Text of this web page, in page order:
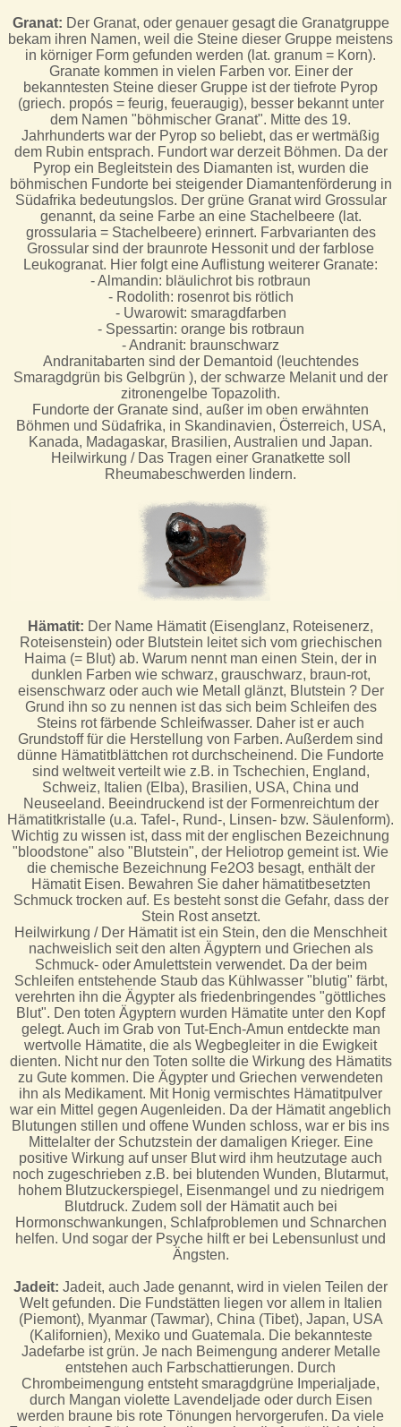
Granat: Der Granat, oder genauer gesagt die Granatgruppe
bekam ihren Namen, weil die Steine dieser Gruppe meistens
in körniger Form gefunden werden (lat. granum = Korn).
Granate kommen in vielen Farben vor. Einer der
bekanntesten Steine dieser Gruppe ist der tiefrote Pyrop
(griech. propós = feurig, feueraugig), besser bekannt unter
dem Namen "böhmischer Granat". Mitte des 19.
Jahrhunderts war der Pyrop so beliebt, das er wertmäßig
dem Rubin entsprach. Fundort war derzeit Böhmen. Da der
Pyrop ein Begleitstein des Diamanten ist, wurden die
böhmischen Fundorte bei steigender Diamantenförderung in
Südafrika bedeutungslos. Der grüne Granat wird Grossular
genannt, da seine Farbe an eine Stachelbeere (lat.
grossularia = Stachelbeere) erinnert. Farbvarianten des
Grossular sind der braunrote Hessonit und der farblose
Leukogranat. Hier folgt eine Auflistung weiterer Granate:
- Almandin: bläulichrot bis rotbraun
- Rodolith: rosenrot bis rötlich
- Uwarowit: smaragdfarben
- Spessartin: orange bis rotbraun
- Andranit: braunschwarz
Andranitabarten sind der Demantoid (leuchtendes
Smaragdgrün bis Gelbgrün ), der schwarze Melanit und der
zitronengelbe Topazolith.
Fundorte der Granate sind, außer im oben erwähnten
Böhmen und Südafrika, in Skandinavien, Österreich, USA,
Kanada, Madagaskar, Brasilien, Australien und Japan.
Heilwirkung / Das Tragen einer Granatkette soll
Rheumabeschwerden lindern.
Hämatit: Der Name Hämatit (Eisenglanz, Roteisenerz,
Roteisenstein) oder Blutstein leitet sich vom griechischen
Haima (= Blut) ab. Warum nennt man einen Stein, der in
dunklen Farben wie schwarz, grauschwarz, braun-rot,
eisenschwarz oder auch wie Metall glänzt, Blutstein ? Der
Grund ihn so zu nennen ist das sich beim Schleifen des
Steins rot färbende Schleifwasser. Daher ist er auch
Grundstoff für die Herstellung von Farben. Außerdem sind
dünne Hämatitblättchen rot durchscheinend. Die Fundorte
sind weltweit verteilt wie z.B. in Tschechien, England,
Schweiz, Italien (Elba), Brasilien, USA, China und
Neuseeland. Beeindruckend ist der Formenreichtum der
Hämatitkristalle (u.a. Tafel-, Rund-, Linsen- bzw. Säulenform).
Wichtig zu wissen ist, dass mit der englischen Bezeichnung
"bloodstone" also "Blutstein", der Heliotrop gemeint ist. Wie
die chemische Bezeichnung Fe2O3 besagt, enthält der
Hämatit Eisen. Bewahren Sie daher hämatitbesetzten
Schmuck trocken auf. Es besteht sonst die Gefahr, dass der
Stein Rost ansetzt.
Heilwirkung / Der Hämatit ist ein Stein, den die Menschheit
nachweislich seit den alten Ägyptern und Griechen als
Schmuck- oder Amulettstein verwendet. Da der beim
Schleifen entstehende Staub das Kühlwasser "blutig" färbt,
verehrten ihn die Ägypter als friedenbringendes "göttliches
Blut". Den toten Ägyptern wurden Hämatite unter den Kopf
gelegt. Auch im Grab von Tut-Ench-Amun entdeckte man
wertvolle Hämatite, die als Wegbegleiter in die Ewigkeit
dienten. Nicht nur den Toten sollte die Wirkung des Hämatits
zu Gute kommen. Die Ägypter und Griechen verwendeten
ihn als Medikament. Mit Honig vermischtes Hämatitpulver
war ein Mittel gegen Augenleiden. Da der Hämatit angeblich
Blutungen stillen und offene Wunden schloss, war er bis ins
Mittelalter der Schutzstein der damaligen Krieger. Eine
positive Wirkung auf unser Blut wird ihm heutzutage auch
noch zugeschrieben z.B. bei blutenden Wunden, Blutarmut,
hohem Blutzuckerspiegel, Eisenmangel und zu niedrigem
Blutdruck. Zudem soll der Hämatit auch bei
Hormonschwankungen, Schlafproblemen und Schnarchen
helfen. Und sogar der Psyche hilft er bei Lebensunlust und
Ängsten.
Jadeit: Jadeit, auch Jade genannt, wird in vielen Teilen der
Welt gefunden. Die Fundstätten liegen vor allem in Italien
(Piemont), Myanmar (Tawmar), China (Tibet), Japan, USA
(Kalifornien), Mexiko und Guatemala. Die bekannteste
Jadefarbe ist grün. Je nach Beimengung anderer Metalle
entstehen auch Farbschattierungen. Durch
Chrombeimengung entsteht smaragdgrüne Imperialjade,
durch Mangan violette Lavendeljade oder durch Eisen
werden braune bis rote Tönungen hervorgerufen. Da viele